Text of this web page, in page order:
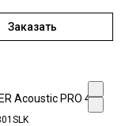
Заказать
Acoustic PRO 454